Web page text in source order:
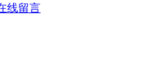
线留言